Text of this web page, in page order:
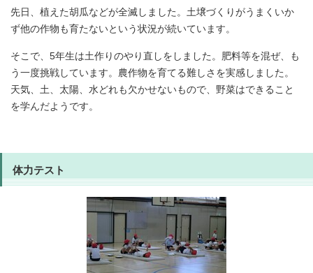
先日、植えた胡瓜などが全滅しました。土壌づくりがうまくいか
ず他の作物も育たないという状況が続いています。
そこで、5年生は土作りのやり直しをしました。肥料等を混ぜ、も
う一度挑戦しています。農作物を育てる難しさを実感しました。
天気、土、太陽、水どれも欠かせないもので、野菜はできること
を学んだようです。
体力テスト